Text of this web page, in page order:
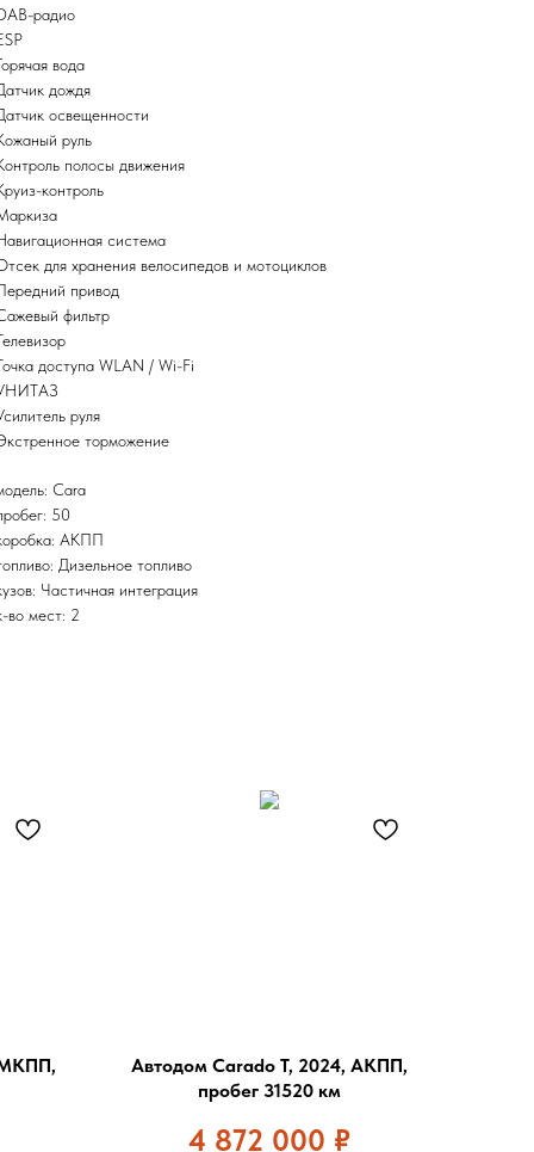
радио
вода
дождя
освещенности
руль
полосы движения
контроль
система
для хранения велосипедов и мотоциклов
привод
фильтр
доступа WLAN / Wi-Fi
руля
торможение
Cara
50
АКПП
Дизельное топливо
Частичная интеграция
во мест: 2
МКПП,
Автодом Carado T, 2024, АКПП,
пробег 31520 км
4 872 000 ₽